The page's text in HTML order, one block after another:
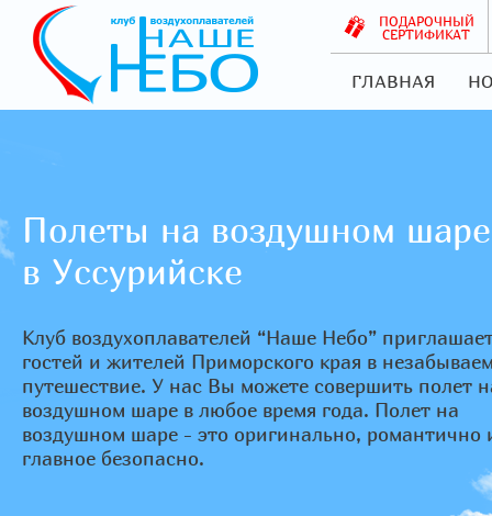
ПОДАРОЧНЫЙ
СЕРТИФИКАТ
ГЛАВНАЯ
Полеты на воздушном шаре
в Уссурийске
Клуб воздухоплавателей “Наше Небо”
гостей и жителей Приморского края в
путешествие. У нас Вы можете совершить полет
воздушном шаре в любое время года. Полет на
воздушном шаре - это оригинально, романтично
главное безопасно.